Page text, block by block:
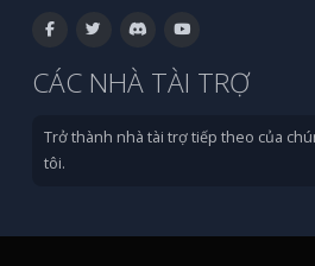
CÁC NHÀ TÀI TRỢ
Trở thành nhà tài trợ tiếp theo của
tôi.